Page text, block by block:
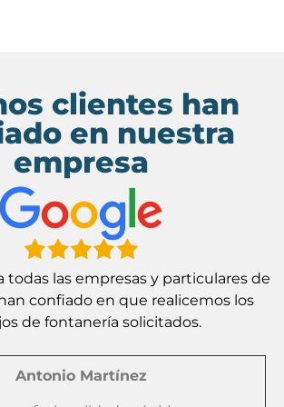
clientes han
en nuestra
empresa
todas las empresas y particulares de
confiado en que realicemos los
de fontanería solicitados.
Antonio Martínez